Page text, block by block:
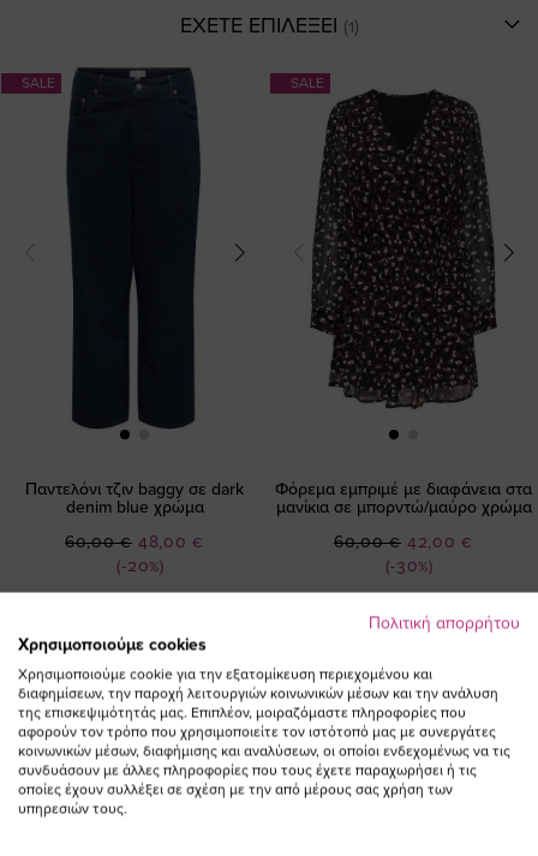
ΕΧΕΤΕ ΕΠΙΛΕΞΕΙ
SALE
Παντελόνι τζιν baggy σε dark
denim blue χρώμα
(-20%)
Ειδική
Τιμή
48,00 €
60,00 €
SALE
Φόρεμα εμπριμέ με διαφάνεια στα
μανίκια σε μπορντώ/μαύρο χρώμα
(-30%)
Ειδική
Τιμή
42,00 €
60,00 €
ΕΓΓΡΑΦΕΙΤΕ ΣΤΟ NEWSLETTER
Πολιτική απορρήτου
Χρησιμοποιούμε cookies
Χρησιμοποιούμε cookie για την εξατομίκευση περιεχομένου και
διαφημίσεων, την παροχή λειτουργιών κοινωνικών μέσων και την ανάλυση
της επισκεψιμότητάς μας. Επιπλέον, μοιραζόμαστε πληροφορίες που
αφορούν τον τρόπο που χρησιμοποιείτε τον ιστότοπό μας με συνεργάτες
κοινωνικών μέσων, διαφήμισης και αναλύσεων, οι οποίοι ενδεχομένως να τις
συνδυάσουν με άλλες πληροφορίες που τους έχετε παραχωρήσει ή τις
οποίες έχουν συλλέξει σε σχέση με την από μέρους σας χρήση των
υπηρεσιών τους.